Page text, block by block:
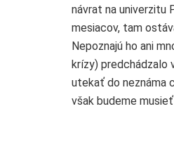
návrat na univerzitu
mesiacov, tam
Nepoznajú ho ani
krízy) predchádzalo
utekať do neznáma
však budeme